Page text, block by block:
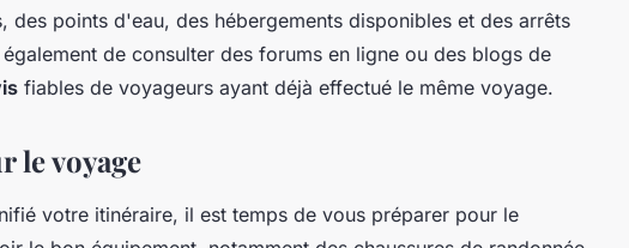
des points d'eau, des hébergements disponibles et des arrêts
de consulter des forums en ligne ou des blogs de
fiables de voyageurs ayant déjà effectué le même voyage.
le voyage
votre itinéraire, il est temps de vous préparer pour le